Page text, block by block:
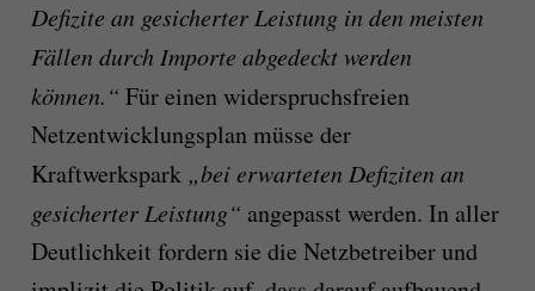
Defizite an gesicherter Leistung in den meisten
Fällen durch Importe ab­ge­deckt werden
können.“ Für einen wider­spruchs­freien
Netzentwicklungsplan müsse der
Kraftwerkspark „bei erwarteten Defiziten an
gesicherter Leistung“ angepasst werden. In aller
Deutlichkeit fordern sie die Netz­betreiber und